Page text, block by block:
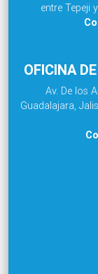
entre Tepeji
OFICINA
Av. De los
Guadalajara,